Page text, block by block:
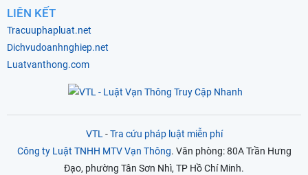
LIÊN KẾT
Tracuuphapluat.net
Dichvudoanhnghiep.net
Luatvanthong.com
VTL -Tra cứu pháp luật miễn phí
Công ty Luật TNHH MTV Vạn Thông. Văn phòng: 80A Trần Hưng
Đạo, phường Tân Sơn Nhì, TP Hồ Chí Minh.